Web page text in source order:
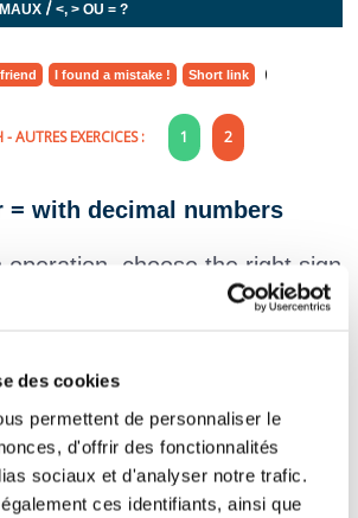
des cookies
permettent de personnaliser le
d'offrir des fonctionnalités
sociaux et d'analyser notre trafic.
ces identifiants, ainsi que
/<, > OU = ?
I found a mistake ! Short link
- AUTRES EXERCICES : 1 2
= with decimal numbers
operation, choose the right sign